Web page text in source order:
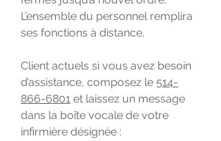
L’ensemble du personnel remplira
ses fonctions à distance.
Client actuels si vous avez besoin
d’assistance, composez le 514-
866-6801 et laissez un message
dans la boîte vocale de votre
infirmière désignée :